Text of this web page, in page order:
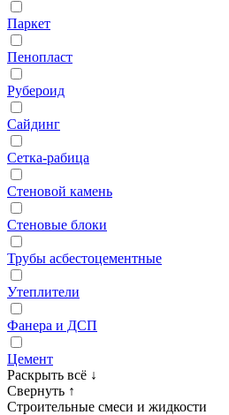
Паркет
Пенопласт
Рубероид
Сайдинг
Сетка‑рабица
Стеновой камень
Стеновые блоки
Трубы асбестоцементные
Утеплители
Фанера и ДСП
Цемент
Раскрыть всё ↓
Свернуть ↑
Строительные смеси и жидкости